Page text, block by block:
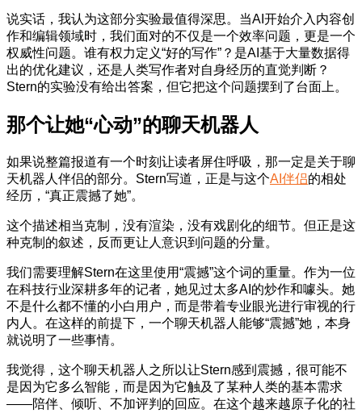
说实话，我认为这部分实验最值得深思。当AI开始介入内容创
作和编辑领域时，我们面对的不仅是一个效率问题，更是一个
权威性问题。谁有权力定义“好的写作”？是AI基于大量数据得
出的优化建议，还是人类写作者对自身经历的直觉判断？
Stern的实验没有给出答案，但它把这个问题摆到了台面上。
那个让她“心动”的聊天机器人
如果说整篇报道有一个时刻让读者屏住呼吸，那一定是关于聊
天机器人伴侣的部分。Stern写道，正是与这个AI伴侣的相处
经历，“真正震撼了她”。
这个描述相当克制，没有渲染，没有戏剧化的细节。但正是这
种克制的叙述，反而更让人意识到问题的分量。
我们需要理解Stern在这里使用“震撼”这个词的重量。作为一位
在科技行业深耕多年的记者，她见过太多AI的炒作和噱头。她
不是什么都不懂的小白用户，而是带着专业眼光进行审视的行
内人。在这样的前提下，一个聊天机器人能够“震撼”她，本身
就说明了一些事情。
我觉得，这个聊天机器人之所以让Stern感到震撼，很可能不
是因为它多么智能，而是因为它触及了某种人类的基本需求
——陪伴、倾听、不加评判的回应。在这个越来越原子化的社